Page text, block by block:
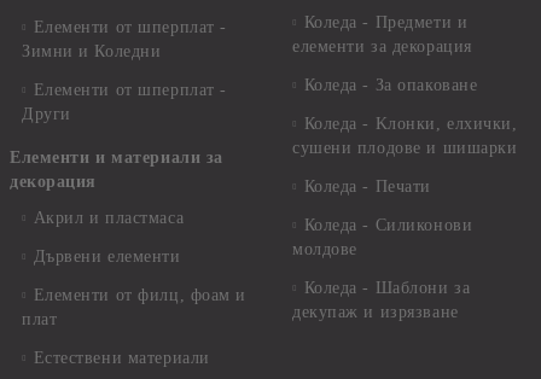
Елементи от шперплат -
Зимни и Коледни
Елементи от шперплат -
Други
Елементи и материали за
декорация
Акрил и пластмаса
Дървени елементи
Елементи от филц, фоам и
плат
Естествени материали
Коледа - Предмети и
елементи за декорация
Коледа - За опаковане
Коледа - Kлонки, елхички,
сушени плодове и шишарки
Коледа - Печати
Коледа - Силиконови
молдове
Коледа - Шаблони за
декупаж и изрязване